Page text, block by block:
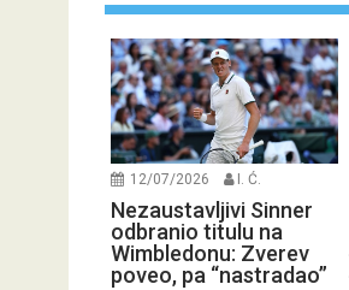
12/07/2026 I. Ć.
Nezaustavljivi Sinner
odbranio titulu na
Wimbledonu: Zverev
poveo, pa “nastradao”